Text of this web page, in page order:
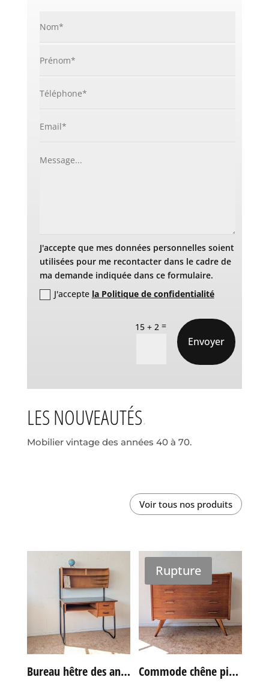
J'accepte que mes données personnelles soient
utilisées pour me recontacter dans le cadre de
ma demande indiquée dans ce formulaire.
J'accepte la Politique de confidentialité
15 + 2 =
Envoyer
LES NOUVEAUTÉS
Mobilier vintage des années 40 à 70.
Voir tous nos produits
Bureau hêtre des années 60
Rupture
Commode chêne pieds compas vintage